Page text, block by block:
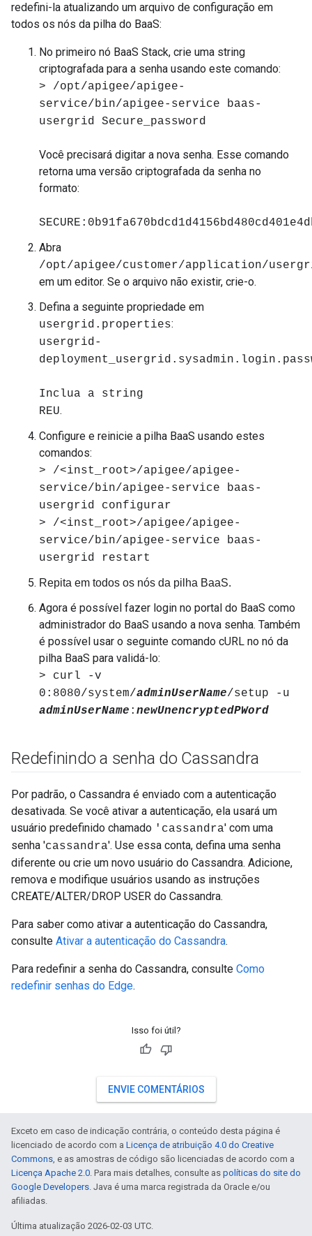
redefini-la atualizando um arquivo de configuração em
todos os nós da pilha do BaaS:
No primeiro nó BaaS Stack, crie uma string
criptografada para a senha usando este comando:
> /opt/apigee/apigee-
service/bin/apigee-service baas-
usergrid Secure_password
Você precisará digitar a nova senha. Esse comando
retorna uma versão criptografada da senha no
formato:
Abra
/opt/apigee/customer/application/
em um editor. Se o arquivo não existir, crie-o.
Defina a seguinte propriedade em
usergrid.properties:
usergrid-
Inclua a string
REU.
Configure e reinicie a pilha BaaS usando estes
comandos:
> /<inst_root>/apigee/apigee-
service/bin/apigee-service baas-
usergrid configurar
> /<inst_root>/apigee/apigee-
service/bin/apigee-service baas-
usergrid restart
Repita em todos os nós da pilha BaaS.
Agora é possível fazer login no portal do BaaS como
administrador do BaaS usando a nova senha. Também
é possível usar o seguinte comando cURL no nó da
pilha BaaS para validá-lo:
> curl -v
0:8080/system/adminUserName/setup -u
adminUserName : newUnencryptedPWord
Redefinindo a senha do Cassandra
Por padrão, o Cassandra é enviado com a autenticação
desativada. Se você ativar a autenticação, ela usará um
usuário predefinido chamado 'cassandra' com uma
senha 'cassandra'. Use essa conta, defina uma senha
diferente ou crie um novo usuário do Cassandra. Adicione,
remova e modifique usuários usando as instruções
CREATE/ALTER/DROP USER do Cassandra.
Para saber como ativar a autenticação do Cassandra,
consulte Ativar a autenticação do Cassandra.
Para redefinir a senha do Cassandra, consulte Como
redefinir senhas do Edge.
Isso foi útil?
ENVIE COMENTÁRIOS
Exceto em caso de indicação contrária, o conteúdo desta página é
licenciado de acordo com a Licença de atribuição 4.0 do Creative
Commons, e as amostras de código são licenciadas de acordo com a
Licença Apache 2.0. Para mais detalhes, consulte as políticas do site do
Google Developers. Java é uma marca registrada da Oracle e/ou
afiliadas.
Última atualização 2026-02-03 UTC.